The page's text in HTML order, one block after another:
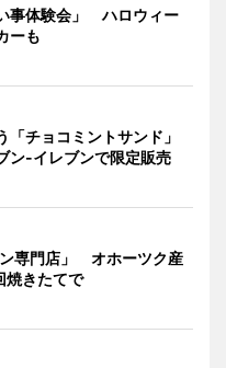
事体験会」 ハロウィー
ーも
「チョコミントサンド」
ン-イレブンで限定販売
専門店」 オホーツク産
焼きたてで